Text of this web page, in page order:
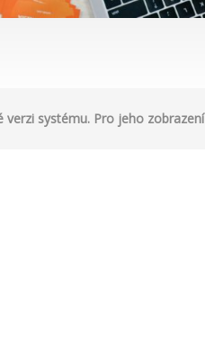
systému. Pro jeho